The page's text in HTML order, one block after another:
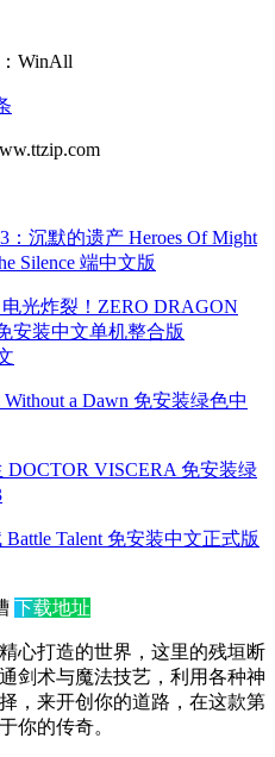
WinAll
沉默的遗产 Heroes Of Might
Silence 端中文版
光炸裂！ZERO DRAGON
安装中文单机整合版
a Dawn 免安装绿色中
VISCERA 免安装绿
Talent 免安装中文正式版
下载地址
心打造的世界，这里的残垣断
剑术与魔法技艺，利用各种神
，来开创你的道路，在这款第
你的传奇。